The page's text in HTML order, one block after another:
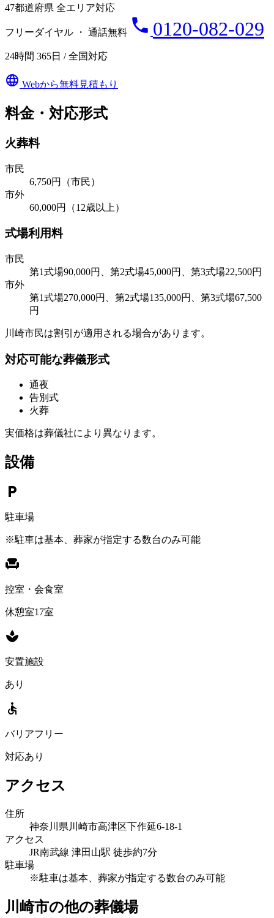
47都道府県 全エリア対応
フリーダイヤル ・ 通話無料 phone 0120-082-029
24時間 365日 / 全国対応
language Webから無料見積もり
料金・対応形式
火葬料
市民
6,750円（市民）
市外
60,000円（12歳以上）
式場利用料
市民
第1式場90,000円、第2式場45,000円、第3式場22,500円
市外
第1式場270,000円、第2式場135,000円、第3式場67,500
円
川崎市民は割引が適用される場合があります。
対応可能な葬儀形式
通夜
告別式
火葬
実価格は葬儀社により異なります。
設備
local_parking
駐車場
※駐車は基本、葬家が指定する数台のみ可能
chair
控室・会食室
休憩室17室
spa
安置施設
あり
accessible
バリアフリー
対応あり
アクセス
住所
神奈川県川崎市高津区下作延6-18-1
アクセス
JR南武線 津田山駅 徒歩約7分
駐車場
※駐車は基本、葬家が指定する数台のみ可能
川崎市の他の葬儀場